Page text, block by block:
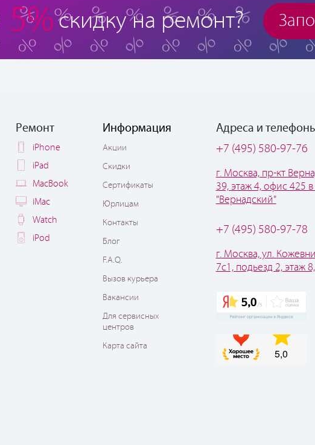
5% скидку на ремонт?
Ремонт
iPhone
iPad
MacBook
iMac
Watch
iPod
Информация
Акции
Скидки
Сертификаты
Юрлицам
Контакты
Блог
F.A.Q.
Вызов курьера
Вакансии
Для сервисных
центров
Карта сайта
Адреса и
+7 (495) 580-97-76
г. Москва, пр-кт
39, этаж 4, офис 425
"Вернадский"
+7 (495) 580-97-78
г. Москва, ул.
7с1, подьезд 2, этаж